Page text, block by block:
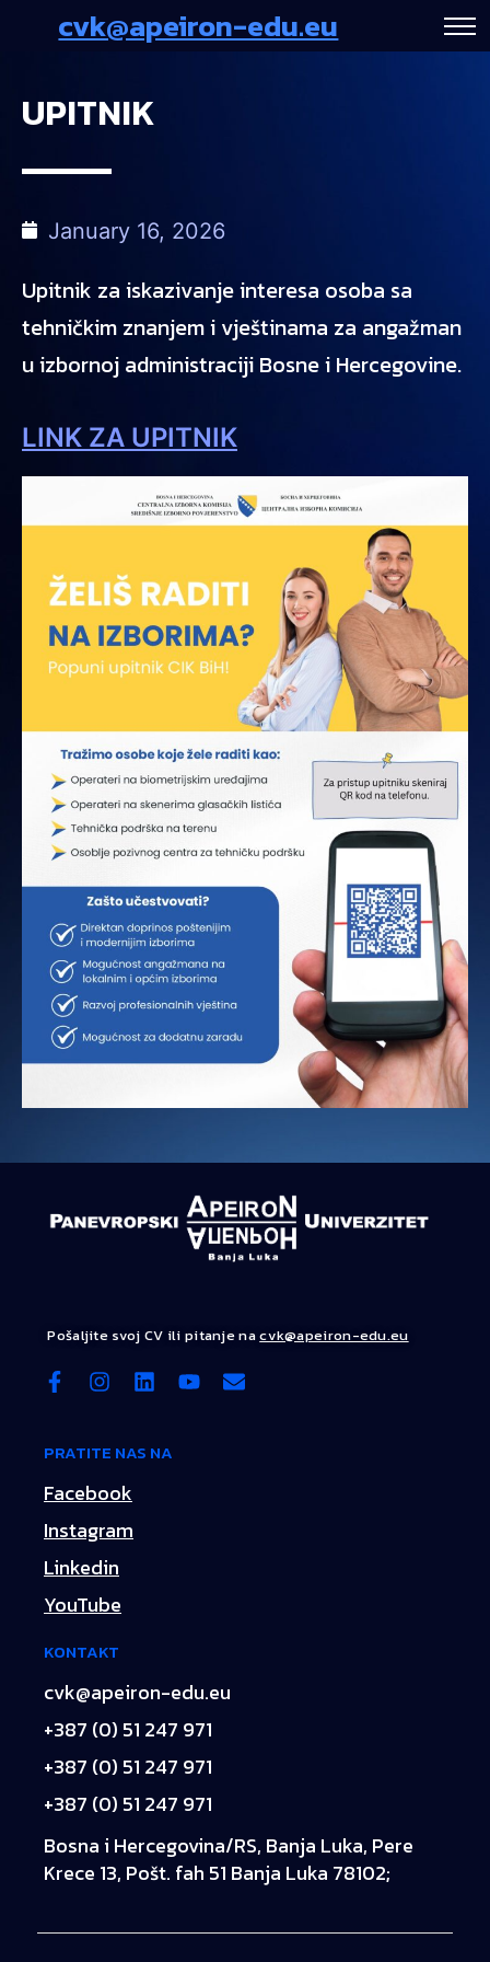
cvk@apeiron-edu.eu
UPITNIK
January 16, 2026
Upitnik za iskazivanje interesa osoba sa
tehničkim znanjem i vještinama za angažman
u izbornoj administraciji Bosne i Hercegovine.
LINK ZA UPITNIK
Pošaljite svoj CV ili pitanje nacvk@apeiron-edu.eu
PRATITE NAS NA
Facebook
Instagram
Linkedin
YouTube
KONTAKT
cvk@apeiron-edu.eu
+387 (0) 51 247 971
+387 (0) 51 247 971
+387 (0) 51 247 971
Bosna i Hercegovina/RS, Banja Luka, Pere
Krece 13, Pošt. fah 51 Banja Luka 78102;